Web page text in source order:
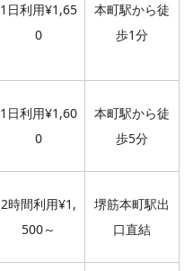
1日利用¥1,65
0
本町駅から徒
歩1分
1日利用¥1,60
0
本町駅から徒
歩5分
2時間利用¥1,
500～
堺筋本町駅出
口直結